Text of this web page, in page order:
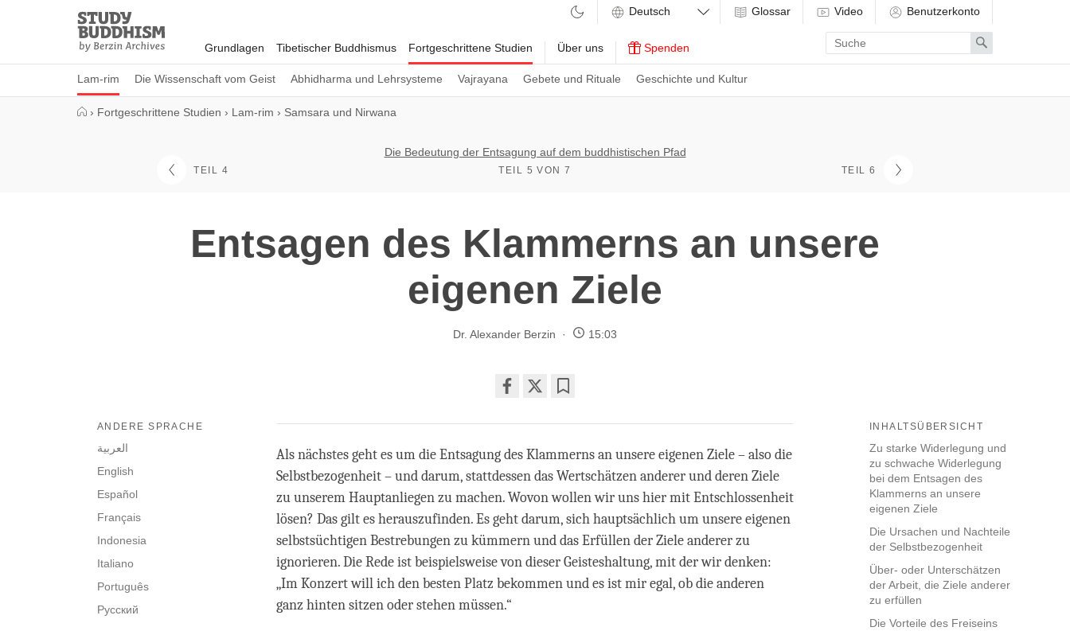
Study
Buddhism
Home
Grundlagen Tibetischer Buddhismus Fortgeschrittene Studien
Lam-rim Die Wissenschaft vom Geist Abhidharma und Lehrsysteme Vajrayana Gebete und Rituale Geschichte und Kultur
Über uns Spenden
Glossar Video Benutzerkonto
Enter
search
term
Search
› Fortgeschrittene Studien › Lam-rim › Samsara und Nirwana
TEIL 4
Die Bedeutung der Entsagung auf dem buddhistischen Pfad
TEIL 5 VON 7 TEIL 6
Entsagen des Klammerns an unsere
eigenen Ziele
Dr. Alexander Berzin 15:03
on
facebook
INHALTSÜBERSICHT
Zu starke Widerlegung und
zu schwache Widerlegung
bei dem Entsagen des
Klammerns an unsere
eigenen Ziele
Die Ursachen und Nachteile
der Selbstbezogenheit
Über- oder Unterschätzen
der Arbeit, die Ziele anderer
zu erfüllen
Die Vorteile des Freiseins
ANDERE SPRACHE
العربية
English
Español
Français
Indonesia
Italiano
Português
Русский
Als nächstes geht es um die Entsagung des Klammerns an unsere eigenen Ziele – also die
Selbstbezogenheit – und darum, stattdessen das Wertschätzen anderer und deren Ziele
zu unserem Hauptanliegen zu machen. Wovon wollen wir uns hier mit Entschlossenheit
lösen? Das gilt es herauszufinden. Es geht darum, sich hauptsächlich um unsere eigenen
selbstsüchtigen Bestrebungen zu kümmern und das Erfüllen der Ziele anderer zu
ignorieren. Die Rede ist beispielsweise von dieser Geisteshaltung, mit der wir denken:
„Im Konzert will ich den besten Platz bekommen und es ist mir egal, ob die anderen
ganz hinten sitzen oder stehen müssen.“